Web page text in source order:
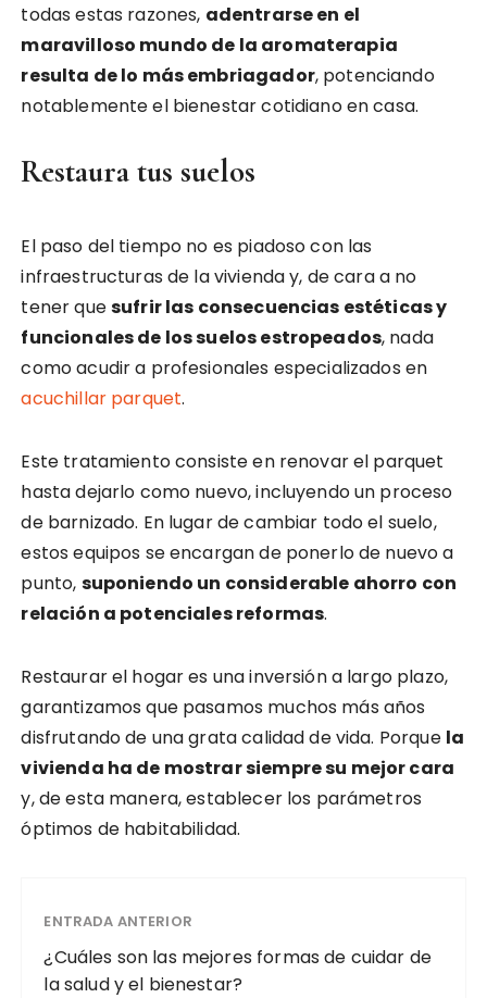
todas estas razones, adentrarse en el
maravilloso mundo de la aromaterapia
resulta de lo más embriagador, potenciando
notablemente el bienestar cotidiano en casa.
Restaura tus suelos
El paso del tiempo no es piadoso con las
infraestructuras de la vivienda y, de cara a no
tener quesufrir las consecuencias estéticas y
funcionales de los suelos estropeados, nada
como acudir a profesionales especializados en
acuchillar parquet.
Este tratamiento consiste en renovar el parquet
hasta dejarlo como nuevo, incluyendo un proceso
de barnizado. En lugar de cambiar todo el suelo,
estos equipos se encargan de ponerlo de nuevo a
punto, suponiendo un considerable ahorro con
relación a potenciales reformas.
Restaurar el hogar es una inversión a largo plazo,
garantizamos que pasamos muchos más años
disfrutando de una grata calidad de vida. Porque la
vivienda ha de mostrar siempre su mejor cara
y, de esta manera, establecer los parámetros
óptimos de habitabilidad.
ENTRADA ANTERIOR
¿Cuáles son las mejores formas de cuidar de
la salud y el bienestar?